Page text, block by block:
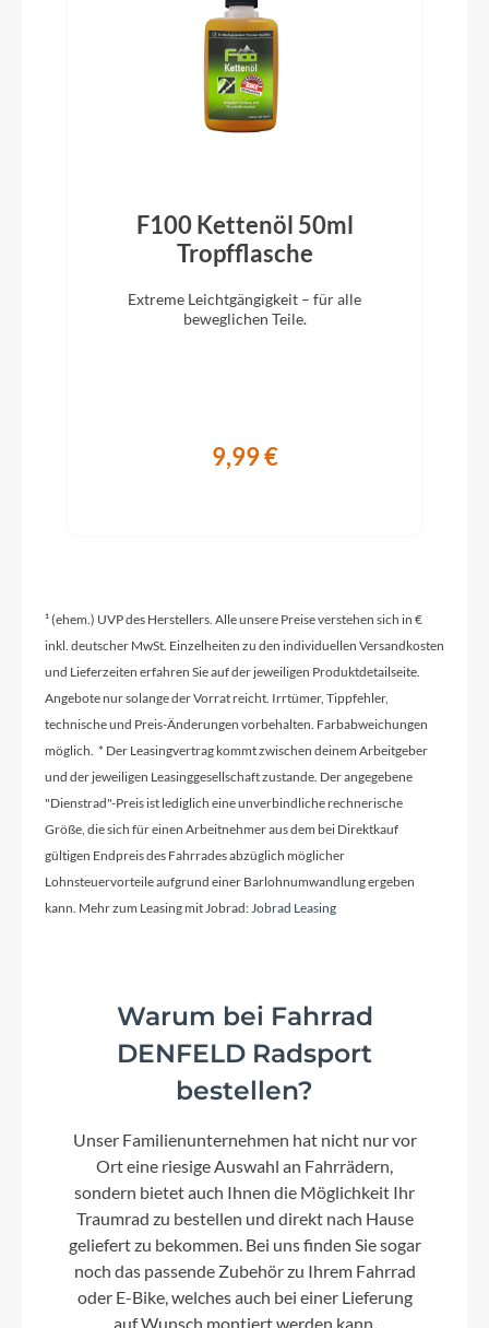
Knog Oi V2 black matt anodized
Vorbau
Satori Sidewinder, 90mm, 7°
Tiefeinstieg
Modelljahr
2024
Rahmenmaterial
Aluminium
Kurbelgarnitur
Kassette
Shimano 11Fach SLX 11-46
Farbe
black matt
Motor
F100 Kettenöl 50ml
Tropfflasche
Extreme Leichtgängigkeit – für alle
beweglichen Teile.
9,99 €
¹ (ehem.) UVP des Herstellers. Alle unsere Preise verstehen sich in €
inkl. deutscher MwSt. Einzelheiten zu den individuellen Versandkosten
und Lieferzeiten erfahren Sie auf der jeweiligen Produktdetailseite.
Angebote nur solange der Vorrat reicht. Irrtümer, Tippfehler,
technische und Preis-Änderungen vorbehalten. Farbabweichungen
möglich. * Der Leasingvertrag kommt zwischen deinem Arbeitgeber
und der jeweiligen Leasinggesellschaft zustande. Der angegebene
"Dienstrad"-Preis ist lediglich eine unverbindliche rechnerische
Größe, die sich für einen Arbeitnehmer aus dem bei Direktkauf
gültigen Endpreis des Fahrrades abzüglich möglicher
Lohnsteuervorteile aufgrund einer Barlohnumwandlung ergeben
kann. Mehr zum Leasing mit Jobrad:Jobrad Leasing
Warum bei Fahrrad
DENFELD Radsport
bestellen?
Unser Familienunternehmen hat nicht nur vor
Ort eine riesige Auswahl an Fahrrädern,
sondern bietet auch Ihnen die Möglichkeit Ihr
Traumrad zu bestellen und direkt nach Hause
geliefert zu bekommen. Bei uns finden Sie sogar
noch das passende Zubehör zu Ihrem Fahrrad
oder E-Bike, welches auch bei einer Lieferung
auf Wunsch montiert werden kann.